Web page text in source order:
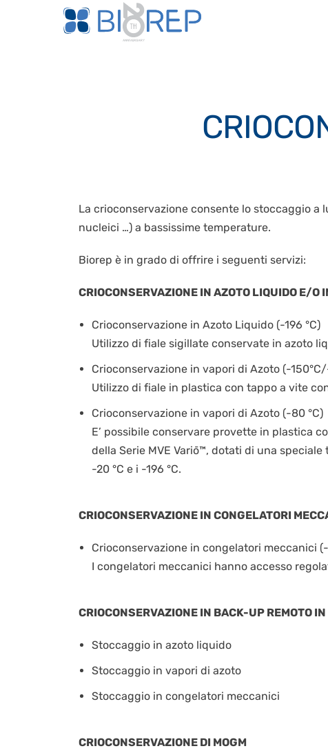
La crioconservazione consente lo stoccaggio
nucleici …) a bassissime temperature.
Biorep è in grado di offrire i seguenti servizi:
CRIOCONSERVAZIONE IN AZOTO LIQUIDO E/O
Crioconservazione in Azoto Liquido (-196 °C)
Utilizzo di fiale sigillate conservate in azoto
Crioconservazione in vapori di Azoto (-
Utilizzo di fiale in plastica con tappo a vite
Crioconservazione in vapori di Azoto (-80 °C)
E’ possibile conservare provette in plastica
della Serie MVE Variō™, dotati di una
-20 °C e i -196 °C.
CRIOCONSERVAZIONE IN CONGELATORI
Crioconservazione in congelatori meccanici (-
I congelatori meccanici hanno accesso
CRIOCONSERVAZIONE IN BACK-UP REMOTO
Stoccaggio in azoto liquido
Stoccaggio in vapori di azoto
Stoccaggio in congelatori meccanici
CRIOCONSERVAZIONE DI MOGM